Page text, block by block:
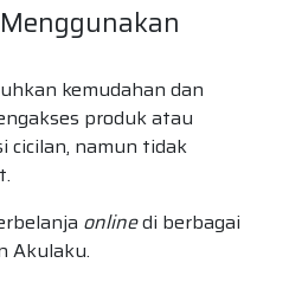
kemudahan dan
produk atau
cicilan, namun tidak
onlinedi berbagai
Akulaku.